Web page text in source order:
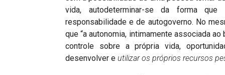
vida, autodeterminar-se da forma
responsabilidade e de autogoverno. No
que “a autonomia, intimamente associada
controle sobre a própria vida,
desenvolver e utilizar os próprios recursos